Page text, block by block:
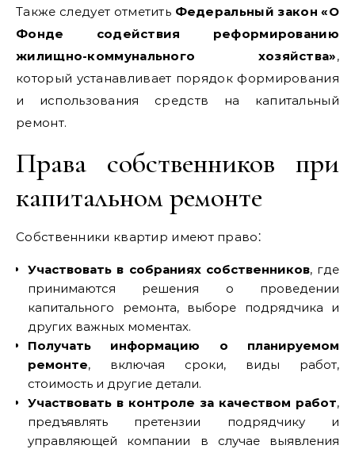
Также следует отметить Федеральный закон «О
Фонде содействия реформированию
жилищно-коммунального хозяйства»,
который устанавливает порядок формирования
и использования средств на капитальный
ремонт.
Права собственников при
капитальном ремонте
Собственники квартир имеют право⁚
Участвовать в собраниях собственников, где
принимаются решения о проведении
капитального ремонта, выборе подрядчика и
других важных моментах.
Получать информацию о планируемом
ремонте, включая сроки, виды работ,
стоимость и другие детали.
Участвовать в контроле за качеством работ,
предъявлять претензии подрядчику и
управляющей компании в случае выявления